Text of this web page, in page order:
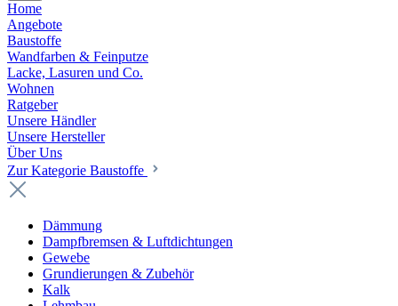
Home
Angebote
Baustoffe
Wandfarben & Feinputze
Lacke, Lasuren und Co.
Wohnen
Ratgeber
Unsere Händler
Unsere Hersteller
Über Uns
Zur Kategorie Baustoffe
Dämmung
Dampfbremsen & Luftdichtungen
Gewebe
Grundierungen & Zubehör
Kalk